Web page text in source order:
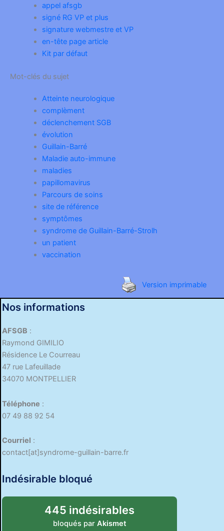
appel afsgb
signé RG VP et plus
signature webmestre et VP
en-tête page article
Kit par défaut
Mot-clés du sujet
Atteinte neurologique
complèment
déclenchement SGB
évolution
Guillain-Barré
Maladie auto-immune
maladies
papillomavirus
Parcours de soins
site de référence
symptômes
syndrome de Guillain-Barré-Strolh
un patient
vaccination
Version imprimable
Nos informations
AFSGB :
Raymond GIMILIO
Résidence Le Courreau
47 rue Lafeuillade
34070 MONTPELLIER
Téléphone :
07 49 88 92 54
Courriel :
contact[at]syndrome-guillain-barre.fr
Indésirable bloqué
445 indésirables
bloqués par Akismet